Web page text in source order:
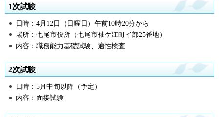
1次試験
日時：4月12日（日曜日）午前10時20分から
場所：七尾市役所（七尾市袖ケ江町イ部25番地）
内容：職務能力基礎試験、適性検査
2次試験
日時：5月中旬以降（予定）
内容：面接試験